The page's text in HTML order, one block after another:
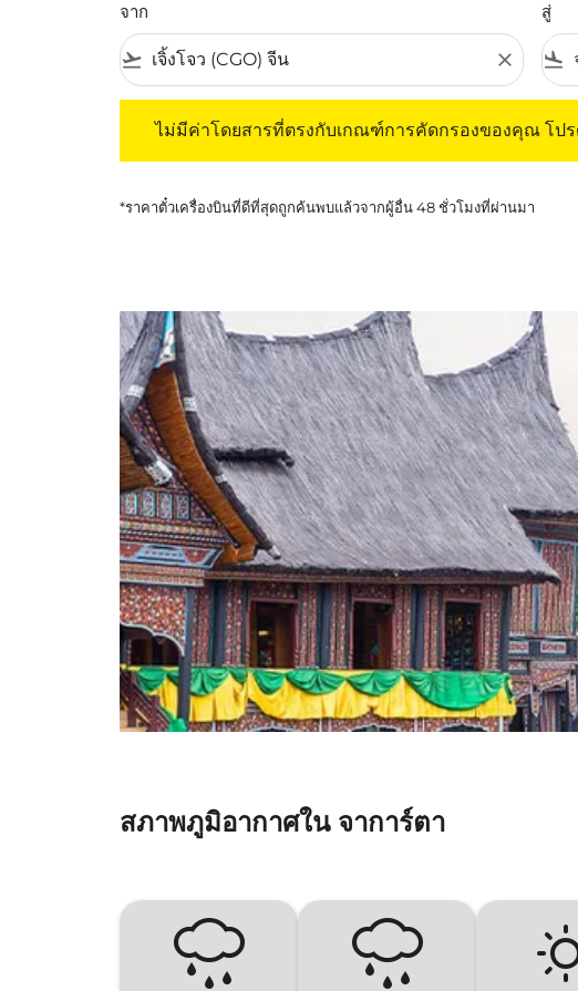
จาก
flight_takeoff close
สู่
flight_land
ไม่มีค่าโดยสารที่ตรงกับเกณฑ์การคัดกรองของคุณ โป
*ราคาตั๋วเครื่องบินที่ดีที่สุดถูกค้นพบแล้วจากผู้อื่น 48 ชั่วโมงที่ผ่านมา
สภาพภูมิอากาศใน จาการ์ตา